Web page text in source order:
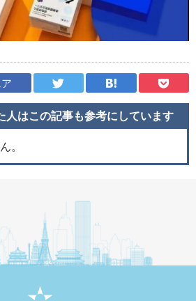
人はこの記事も参考にしています
。